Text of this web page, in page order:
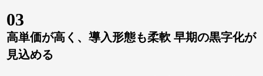
03
高単価が高く、導入形態も柔軟 早期の黒字化が
見込める